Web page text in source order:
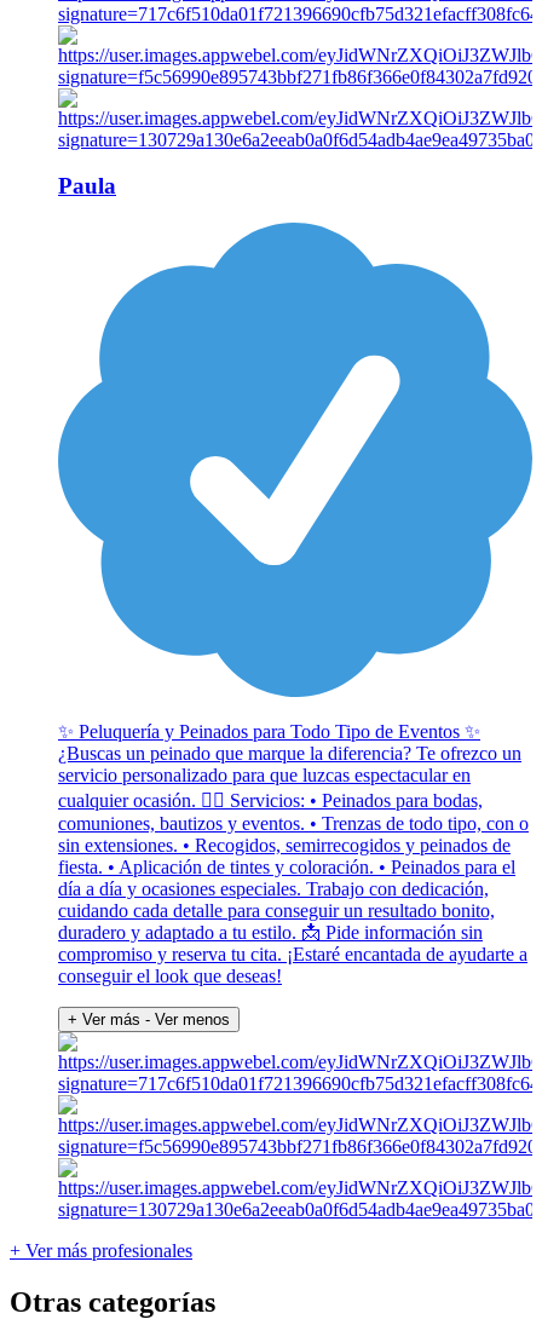
Paula
✨ Peluquería y Peinados para Todo Tipo de Eventos ✨
¿Buscas un peinado que marque la diferencia? Te ofrezco un
servicio personalizado para que luzcas espectacular en
cualquier ocasión. 💇‍♀️ Servicios: • Peinados para bodas,
comuniones, bautizos y eventos. • Trenzas de todo tipo, con o
sin extensiones. • Recogidos, semirrecogidos y peinados de
fiesta. • Aplicación de tintes y coloración. • Peinados para el
día a día y ocasiones especiales. Trabajo con dedicación,
cuidando cada detalle para conseguir un resultado bonito,
duradero y adaptado a tu estilo. 📩 Pide información sin
compromiso y reserva tu cita. ¡Estaré encantada de ayudarte a
conseguir el look que deseas!
+ Ver más - Ver menos
+ Ver más profesionales
Otras categorías